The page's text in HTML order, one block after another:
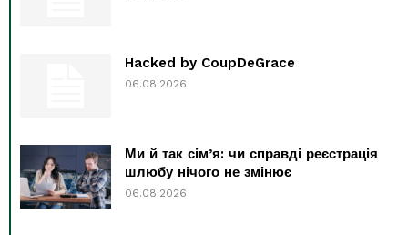
Hacked by CoupDeGrace
06.08.2026
Ми й так сім’я: чи справді реєстрація
шлюбу нічого не змінює
06.08.2026